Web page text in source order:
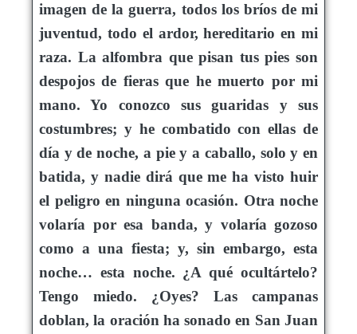
imagen de la guerra, todos los bríos de mi
juventud, todo el ardor, hereditario en mi
raza. La alfombra que pisan tus pies son
despojos de fieras que he muerto por mi
mano. Yo conozco sus guaridas y sus
costumbres; y he combatido con ellas de
día y de noche, a pie y a caballo, solo y en
batida, y nadie dirá que me ha visto huir
el peligro en ninguna ocasión. Otra noche
volaría por esa banda, y volaría gozoso
como a una fiesta; y, sin embargo, esta
noche… esta noche. ¿A qué ocultártelo?
Tengo miedo. ¿Oyes? Las campanas
doblan, la oración ha sonado en San Juan